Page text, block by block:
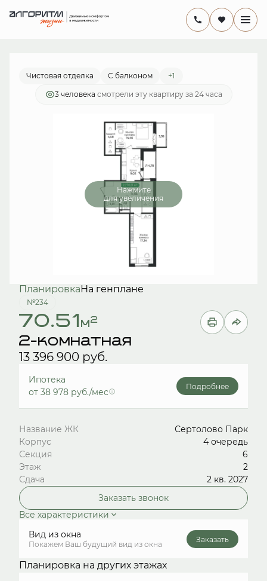
2-комнатная
13 396 900 руб.
от 38 978 руб./мес.
Чистовая отделка С балконом +1
3 человекa смотрели эту квартиру за 24 часа
Нажмите
для увеличения
ПланировкаНа генплане
№234
70.51 м2
2-комнатная
13 396 900 руб.
Ипотека
от 38 978 руб./мес
Подробнее
Название ЖК
Сертолово Парк
Корпус
4 очередь
Секция
6
Этаж
2
Сдача
2 кв. 2027
Заказать звонок
Все характеристики
Вид из окна
Покажем Ваш будущий вид из окна
Заказать
Планировка на других этажах